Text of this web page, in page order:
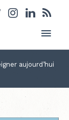
aujourd’hui